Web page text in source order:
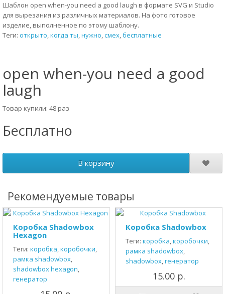
Шаблон open when-you need a good laugh в формате SVG и Studio
для вырезания из различных материалов. На фото готовое
изделие, выполненное по этому шаблону.
Теги: открыто,когда ты,нужно,смех,бесплатные
open when-you need a good
laugh
Товар купили: 48 раз
Бесплатно
В корзину
Рекомендуемые товары
Коробка Shadowbox
Hexagon
Теги: коробка,коробочки,
рамка shadowbox,
shadowbox hexagon,
генератор
Коробка Shadowbox
Теги: коробка,коробочки,
рамка shadowbox,
shadowbox,генератор
15.00 р.